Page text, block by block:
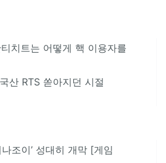
치트는 어떻게 핵 이용자를
산 RTS 쏟아지던 시절
조이’ 성대히 개막 [게임